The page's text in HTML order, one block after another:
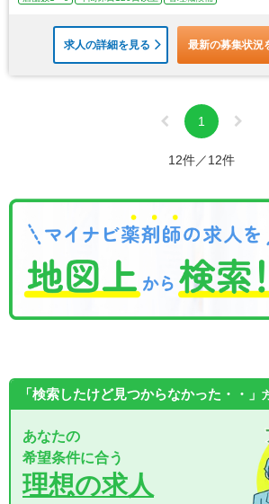
求人の詳細を見る 最新の募集状況
1
12件／12件
「検索したけど見つからなかった・・」
あなたの
希望条件に合う
理想の求人